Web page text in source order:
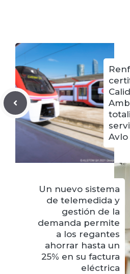
Avlo
Un nuevo sistema
de telemedida y
gestión de la
demanda permite
a los regantes
ahorrar hasta un
25% en su factura
eléctrica